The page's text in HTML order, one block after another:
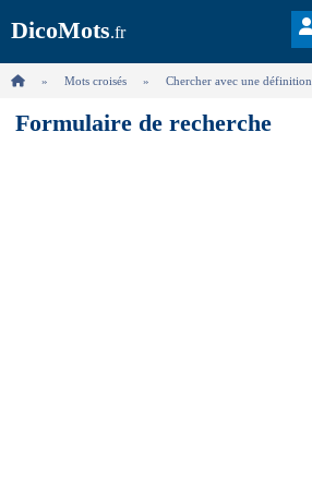
DicoMots.fr
Mots croisés Chercher avec une définition
Formulaire de recherche